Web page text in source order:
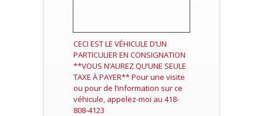
CECI EST LE VÉHICULE D’UN
PARTICULIER EN CONSIGNATION
**VOUS N’AUREZ QU’UNE SEULE
TAXE À PAYER** Pour une visite
ou pour de l’information sur ce
véhicule, appelez-moi au 418-
808-4123